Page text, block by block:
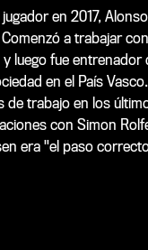
en 2017,
a trabajar
y luego fue entrenador
en el País
de trabajo en los
con Simon
era "el paso